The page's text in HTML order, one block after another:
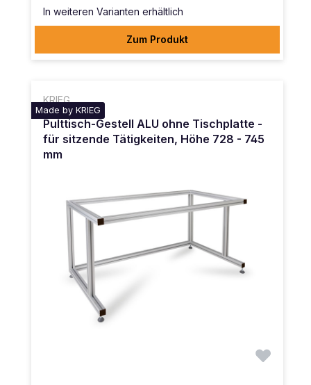
In weiteren Varianten erhältlich
Zum Produkt
KRIEG
Made by KRIEG
Pulttisch-Gestell ALU ohne Tischplatte -
für sitzende Tätigkeiten, Höhe 728 - 745
mm